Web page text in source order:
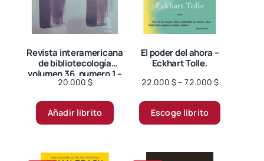
Revista interamericana
de bibliotecología
volumen 36, numero 1 –
Universidad de Antioquia.
20.000 $
Añadir librito
El poder del ahora –
Eckhart Tolle.
22.000 $– 72.000 $Price
22.000 $
through
Escoge librito